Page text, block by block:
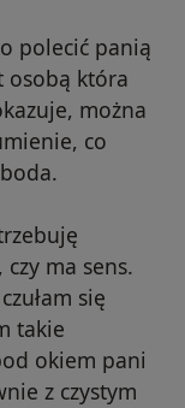
polecić panią
osobą która
można
co
ma sens.
się
takie
okiem pani
z czystym